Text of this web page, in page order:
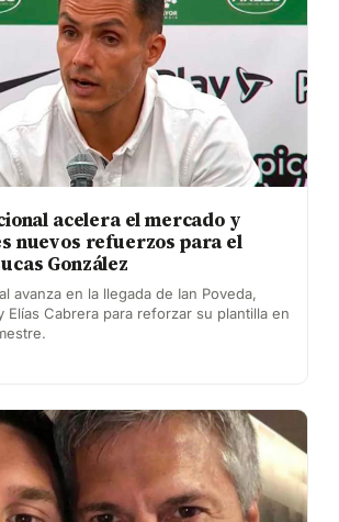
acelera el mercado y
nuevos refuerzos para el
González
avanza en la llegada de Ian Poveda,
Elías Cabrera para reforzar su plantilla en